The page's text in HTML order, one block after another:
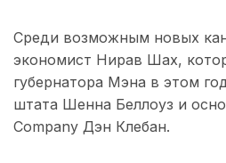
Среди возможным новых
экономист Нирав Шах,
губернатора Мэна в этом
штата Шенна Беллоуз и
Company Дэн Клебан.